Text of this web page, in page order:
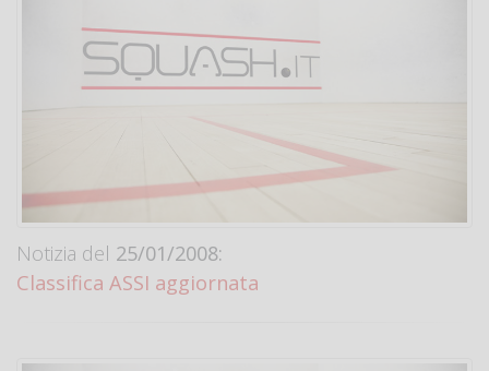
Notizia del 25/01/2008:
Classifica ASSI aggiornata